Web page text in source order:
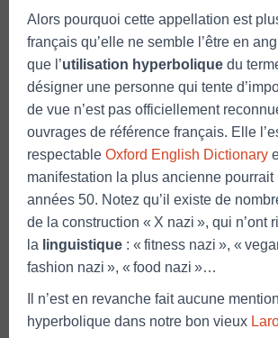
Alors pourquoi cette appellation est
français qu’elle ne semble l’être en
que l’utilisation hyperbolique du
désigner une personne qui tente
de vue n’est pas officiellement
ouvrages de référence français. Elle
respectable Oxford English Dictionary
manifestation la plus ancienne pourrait
années 50. Notez qu’il existe de
de la construction « X nazi », qui n’ont
la linguistique : « fitness nazi », «
fashion nazi », « food nazi »…
Il n’est en revanche fait aucune
hyperbolique dans notre bon vieux